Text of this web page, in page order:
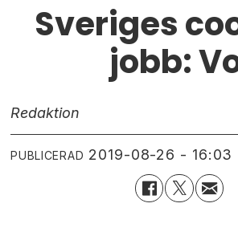
Sveriges
jobb:
Redaktion
PUBLICERAD 2019-08-26 - 16:03